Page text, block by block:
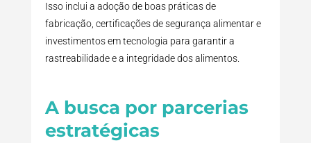
Isso inclui a adoção de boas práticas de
fabricação, certificações de segurança alimentar e
investimentos em tecnologia para garantir a
rastreabilidade e a integridade dos alimentos.
A busca por parcerias
estratégicas